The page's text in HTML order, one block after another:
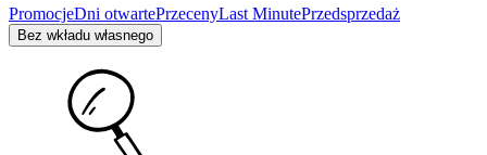
PromocjeDni otwartePrzecenyLast MinutePrzedsprzedaż
Bez wkładu własnego